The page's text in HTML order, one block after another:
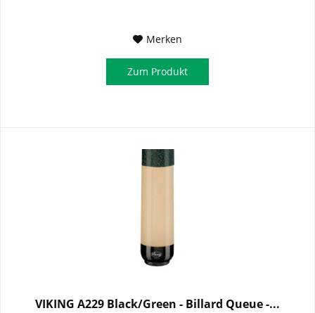
Merken
Zum Produkt
VIKING A229 Black/Green - Billard Queue -...